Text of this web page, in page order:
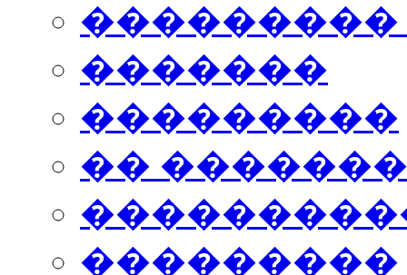
���������
�������
���������
��
���������